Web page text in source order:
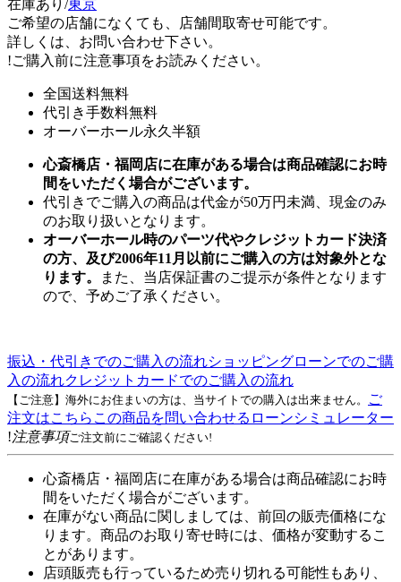
在庫あり/東京
ご希望の店舗になくても、店舗間取寄せ可能です。
詳しくは、お問い合わせ下さい。
!ご購入前に注意事項をお読みください。
全国送料無料
代引き手数料無料
オーバーホール永久半額
心斎橋店・福岡店に在庫がある場合は商品確認にお時
間をいただく場合がございます。
代引きでご購入の商品は代金が50万円未満、現金のみ
のお取り扱いとなります。
オーバーホール時のパーツ代やクレジットカード決済
の方、及び2006年11月以前にご購入の方は対象外とな
ります。
また、当店保証書のご提示が条件となります
ので、予めご了承ください。
振込・代引きでのご購入の流れショッピングローンでのご購
入の流れクレジットカードでのご購入の流れ
【ご注意】海外にお住まいの方は、当サイトでの購入は出来ません。
ご
注文はこちら この商品を問い合わせる ローンシミュレーター
!注意事項ご注文前にご確認ください!
心斎橋店・福岡店に在庫がある場合は商品確認にお時
間をいただく場合がございます。
在庫がない商品に関しましては、前回の販売価格にな
ります。商品のお取り寄せ時には、価格が変動するこ
とがあります。
店頭販売も行っているため売り切れる可能性もあり、